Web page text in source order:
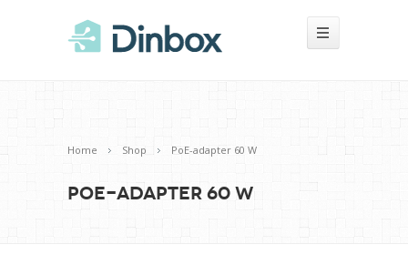
Home Shop PoE-adapter 60 W
PoE-adapter 60 W